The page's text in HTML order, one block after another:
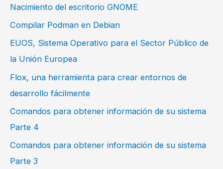
Nacimiento del escritorio GNOME
Compilar Podman en Debian
EUOS, Sistema Operativo para el Sector Público de
la Unión Europea
Flox, una herramienta para crear entornos de
desarrollo fácilmente
Comandos para obtener información de su sistema
Parte 4
Comandos para obtener información de su sistema
Parte 3